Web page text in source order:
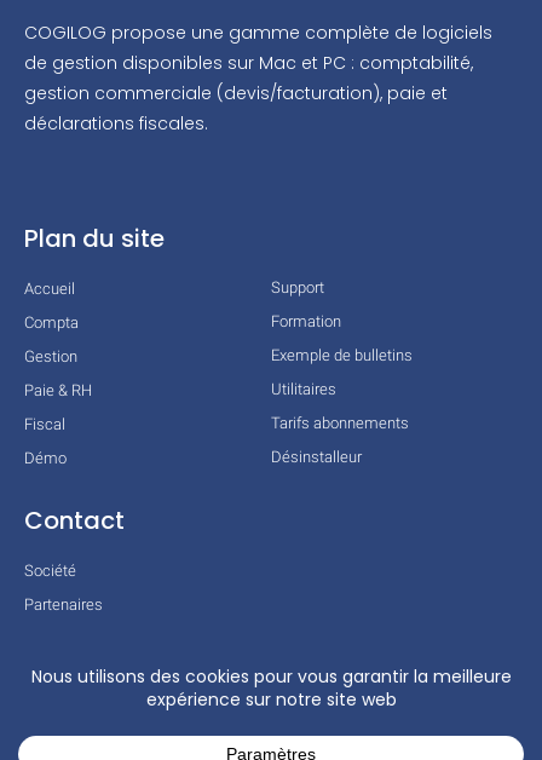
COGILOG propose une gamme complète de logiciels
de gestion disponibles sur Mac et PC : comptabilité,
gestion commerciale (devis/facturation), paie et
déclarations fiscales.
Plan du site
Accueil
Compta
Gestion
Paie & RH
Fiscal
Démo
Support
Formation
Exemple de bulletins
Utilitaires
Tarifs abonnements
Désinstalleur
Contact
Société
Partenaires
Mentions légales
Conditions générales
Actualités